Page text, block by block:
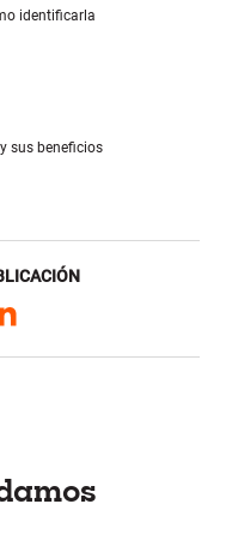
identificarla
sus beneficios